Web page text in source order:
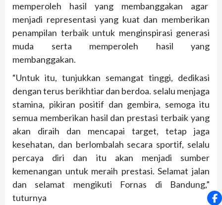
memperoleh hasil yang membanggakan agar
menjadi representasi yang kuat dan memberikan
penampilan terbaik untuk menginspirasi generasi
muda serta memperoleh hasil yang
membanggakan.
“Untuk itu, tunjukkan semangat tinggi, dedikasi
dengan terus berikhtiar dan berdoa. selalu menjaga
stamina, pikiran positif dan gembira, semoga itu
semua memberikan hasil dan prestasi terbaik yang
akan diraih dan mencapai target, tetap jaga
kesehatan, dan berlombalah secara sportif, selalu
percaya diri dan itu akan menjadi sumber
kemenangan untuk meraih prestasi. Selamat jalan
dan selamat mengikuti Fornas di Bandung,”
tuturnya